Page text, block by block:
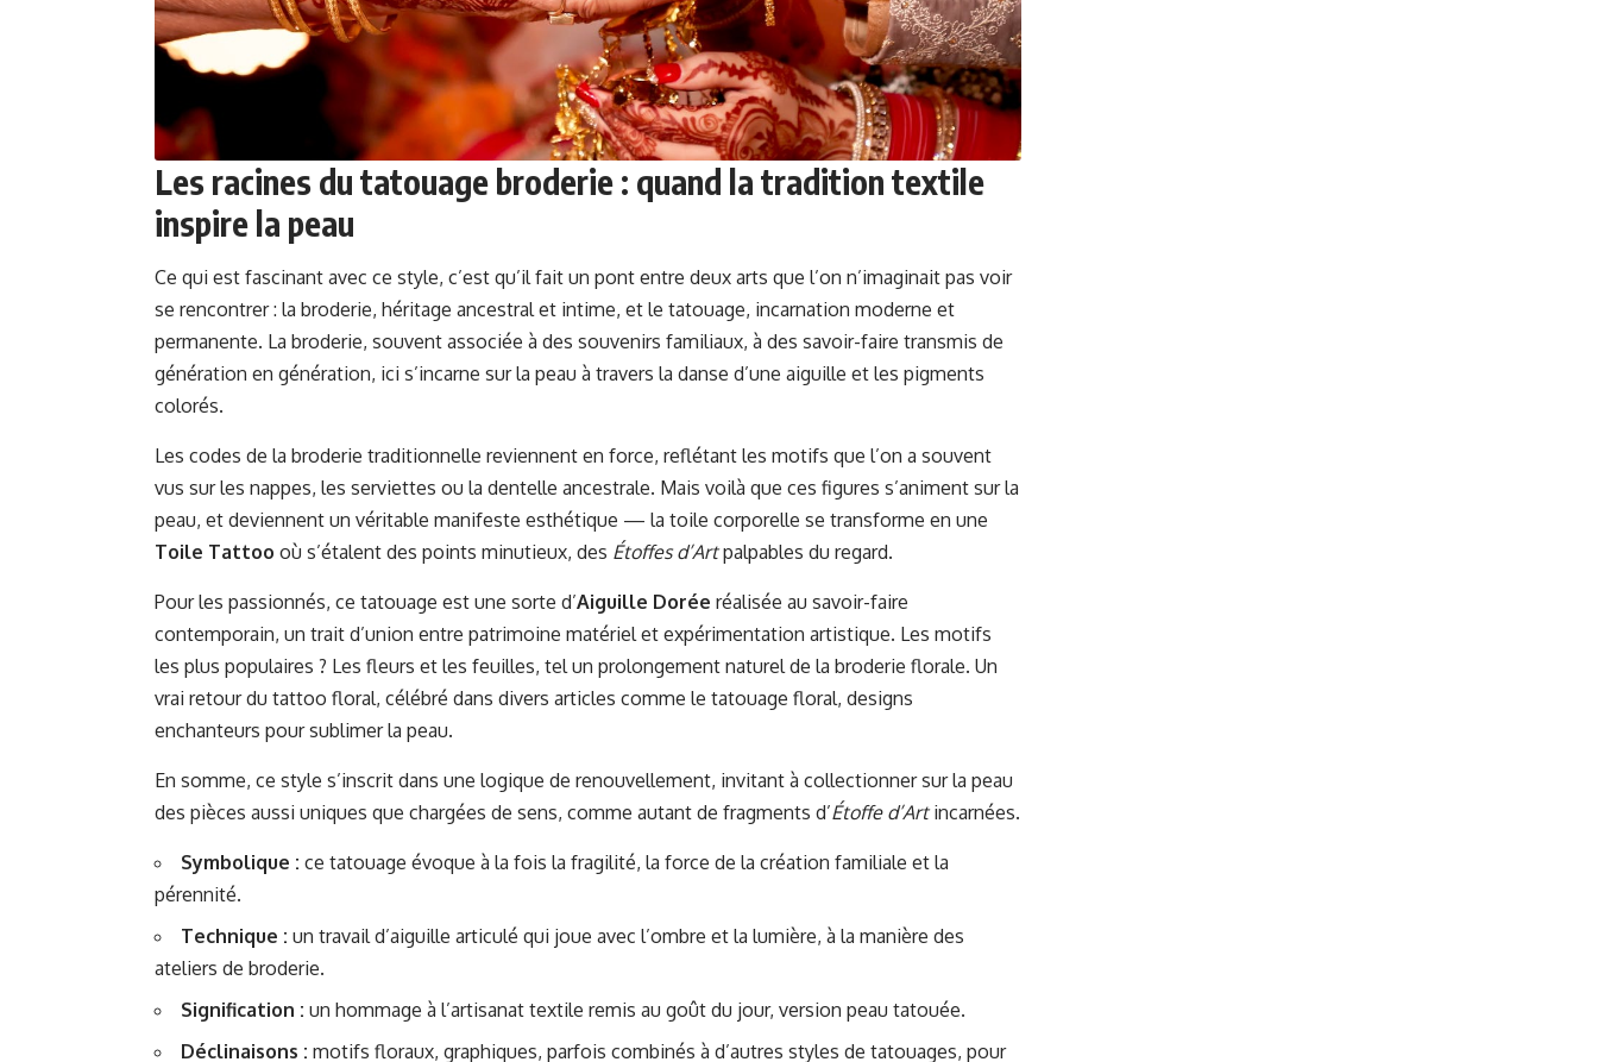
Les racines du tatouage broderie : quand la tradition textile
inspire la peau
Ce qui est fascinant avec ce style, c’est qu’il fait un pont entre deux arts que l’on n’imaginait pas voir
se rencontrer : la broderie, héritage ancestral et intime, et le tatouage, incarnation moderne et
permanente. La broderie, souvent associée à des souvenirs familiaux, à des savoir-faire transmis de
génération en génération, ici s’incarne sur la peau à travers la danse d’une aiguille et les pigments
colorés.
Les codes de la broderie traditionnelle reviennent en force, reflétant les motifs que l’on a souvent
vus sur les nappes, les serviettes ou la dentelle ancestrale. Mais voilà que ces figures s’animent sur la
peau, et deviennent un véritable manifeste esthétique — la toile corporelle se transforme en une
Toile Tattoo où s’étalent des points minutieux, des Étoffes d’Artpalpables du regard.
Pour les passionnés, ce tatouage est une sorte d’Aiguille Dorée réalisée au savoir-faire
contemporain, un trait d’union entre patrimoine matériel et expérimentation artistique. Les motifs
les plus populaires ? Les fleurs et les feuilles, tel un prolongement naturel de la broderie florale. Un
vrai retour du tattoo floral, célébré dans divers articles comme le tatouage floral, designs
enchanteurs pour sublimer la peau.
En somme, ce style s’inscrit dans une logique de renouvellement, invitant à collectionner sur la peau
des pièces aussi uniques que chargées de sens, comme autant de fragments d’Étoffe d’Artincarnées.
Symbolique : ce tatouage évoque à la fois la fragilité, la force de la création familiale et la
pérennité.
Technique : un travail d’aiguille articulé qui joue avec l’ombre et la lumière, à la manière des
ateliers de broderie.
Signification : un hommage à l’artisanat textile remis au goût du jour, version peau tatouée.
Déclinaisons : motifs floraux, graphiques, parfois combinés à d’autres styles de tatouages, pour